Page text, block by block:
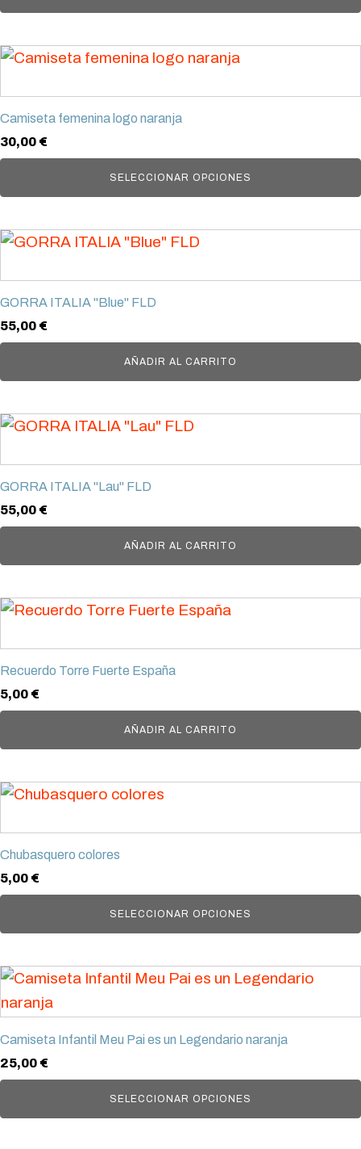
opciones
se
pueden
en
la
página
Camiseta femenina logo naranja
30,00 €
SELECCIONAR OPCIONES
Este
múltiples
variantes.
opciones
se
pueden
en
la
página
GORRA ITALIA "Blue" FLD
55,00 €
AÑADIR AL CARRITO
GORRA ITALIA "Lau" FLD
55,00 €
AÑADIR AL CARRITO
Recuerdo Torre Fuerte España
5,00 €
AÑADIR AL CARRITO
Chubasquero colores
5,00 €
SELECCIONAR OPCIONES
Este
múltiples
variantes.
opciones
se
pueden
elegir
en
la
página
Camiseta Infantil Meu Pai es un Legendario naranja
25,00 €
SELECCIONAR OPCIONES
Este
producto
múltiples
variantes.
opciones